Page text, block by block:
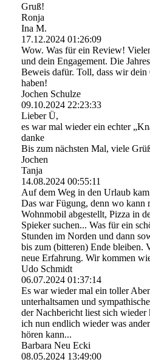
Gruß!
Ronja
Ina M.
17.12.2024 01:26:09
Wow. Was für ein Review!
und dein Engagement. Die
Beweis dafür. Toll, dass wir
haben!
Jochen Schulze
09.10.2024 22:23:33
Lieber Ü,
es war mal wieder ein echter
danke
Bis zum nächsten Mal, viele
Jochen
Tanja
14.08.2024 00:55:11
Auf dem Weg in den Urlaub
Das war Fügung, denn wo kann
Wohnmobil abgestellt, Pizza in
Spieker suchen... Was für ein
Stunden im Norden und dann
bis zum (bitteren) Ende bleiben.
neue Erfahrung. Wir kommen
Udo Schmidt
06.07.2024 01:37:14
Es war wieder mal ein toller
unterhaltsamen und
der Nachbericht liest sich wieder
ich nun endlich wieder was
hören kann...
Barbara Neu Ecki
08.05.2024 13:49:00